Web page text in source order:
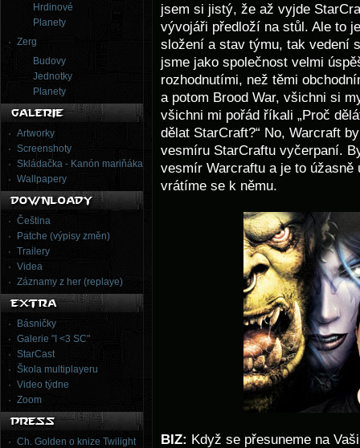
Hrdinové
Planety
Zerg
Budovy
Jednotky
Planety
Artworky
Screenshoty
Skládačka - Kanón mariňáka
Wallpapery
Čeština
Patche (výpisy změn)
Trailery
Videa
Záznamy z her (replaye)
Básničky
Galerie "I <3 SC"
StarCast
Škola multiplayeru
Video týdne
Zoom
Ch. Golden o knize Twilight
jsem si jistý, že až vyjde
vývojáři předloží na stůl. Ale to
složení a stav týmu, tak vedení
jsme jako společnost velmi
rozhodnutími, než těmi
a potom Brood War, všichni si
všichni mi pořád říkali „Proč
dělat StarCraft?“ No, Warcraft
vesmíru StarCraftu vyčerpaní.
vesmír Warcraftu a je to
vrátíme se k němu.
BIZ: Když se přesuneme na